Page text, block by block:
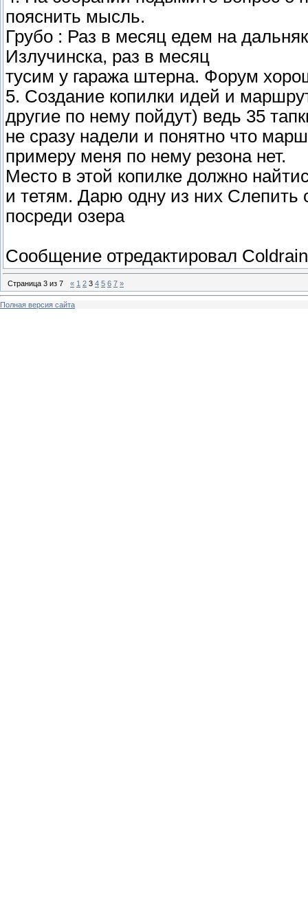
пояснить мысль.
Грубо : Раз в месяц едем на
Излучинска, раз в месяц
тусим у гаража штерна. Форум
5. Создание копилки идей и
другие по нему пойдут) ведь 35
не сразу надели и понятно что
примеру меня по нему резона нет.
Место в этой копилке должно
и тетям. Дарю одну из них Слепить
посреди озера
Сообщение отредактировал Coldrain
Страница 3 из 7 « 1 2 3 4 5 6 7 »
Полная версия сайта